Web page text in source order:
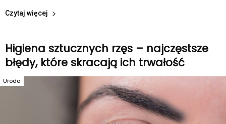
Czytaj więcej
Higiena sztucznych rzęs – najczęstsze
błędy, które skracają ich trwałość
Uroda